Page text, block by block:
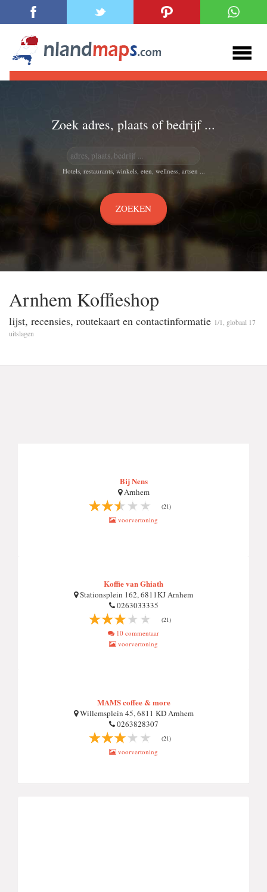
Zoek adres, plaats of bedrijf ...
Hotels, restaurants, winkels, eten, wellness, artsen ...
Arnhem Koffi̇eshop
lijst, recensies, routekaart en contactinformatie 1/1, globaal 17
uitslagen
Bij Nens
Arnhem
(21)
voorvertoning
Koffie van Ghiath
Stationsplein 162, 6811KJ Arnhem
0263033335
(21)
10 commentaar
voorvertoning
MAMS coffee & more
Willemsplein 45, 6811 KD Arnhem
0263828307
(21)
voorvertoning